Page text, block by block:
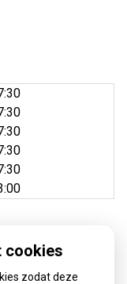
cookies
zodat deze